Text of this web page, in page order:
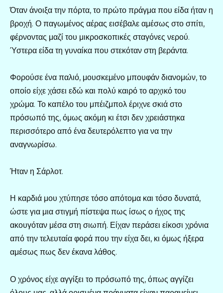
Όταν άνοιξα την πόρτα, το πρώτο πράγμα που είδα ήταν η
βροχή. Ο παγωμένος αέρας εισέβαλε αμέσως στο σπίτι,
φέρνοντας μαζί του μικροσκοπικές σταγόνες νερού.
Ύστερα είδα τη γυναίκα που στεκόταν στη βεράντα.
Φορούσε ένα παλιό, μουσκεμένο μπουφάν διανομών, το
οποίο είχε χάσει εδώ και πολύ καιρό το αρχικό του
χρώμα. Το καπέλο του μπέιζμπολ έριχνε σκιά στο
πρόσωπό της, όμως ακόμη κι έτσι δεν χρειάστηκα
περισσότερο από ένα δευτερόλεπτο για να την
αναγνωρίσω.
Ήταν η Σάρλοτ.
Η καρδιά μου χτύπησε τόσο απότομα και τόσο δυνατά,
ώστε για μια στιγμή πίστεψα πως ίσως ο ήχος της
ακουγόταν μέσα στη σιωπή. Είχαν περάσει είκοσι χρόνια
από την τελευταία φορά που την είχα δει, κι όμως ήξερα
αμέσως πως δεν έκανα λάθος.
Ο χρόνος είχε αγγίξει το πρόσωπό της, όπως αγγίζει